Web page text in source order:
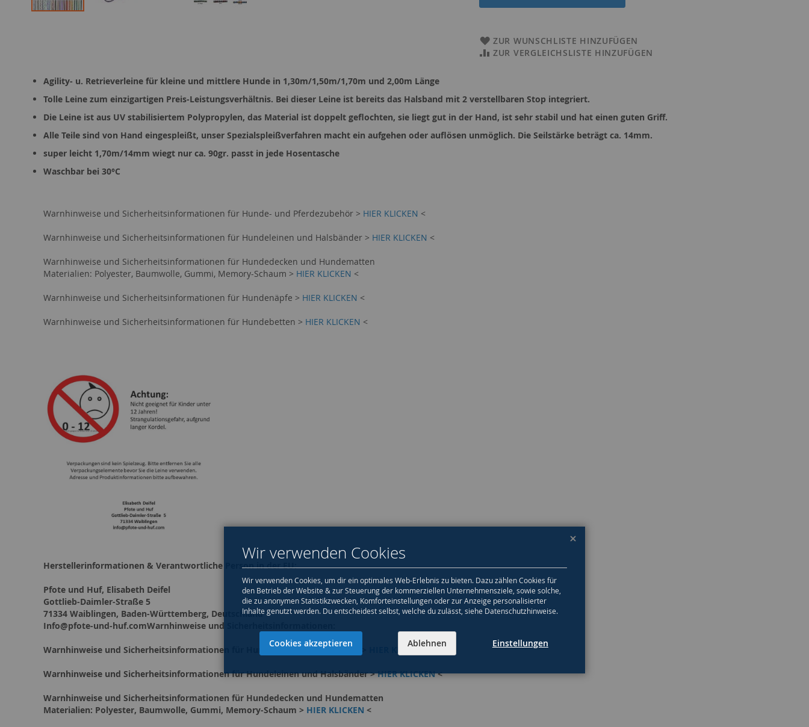
ZUR WUNSCHLISTE HINZUFÜGEN
ZUR VERGLEICHSLISTE HINZUFÜGEN
Agility- u. Retrieverleine für kleine und mittlere Hunde in 1,30m/1,50m/1,70m und 2,00m Länge
Tolle Leine zum einzigartigen Preis-Leistungsverhältnis. Bei dieser Leine ist bereits das Halsband mit 2 verstellbaren Stop integriert.
Die Leine ist aus UV stabilisiertem Polypropylen, das Material ist doppelt geflochten, sie liegt gut in der Hand, ist sehr stabil und hat einen guten Griff.
Alle Teile sind von Hand eingespleißt, unser Spezialspleißverfahren macht ein aufgehen oder auflösen unmöglich. Die Seilstärke beträgt ca. 14mm.
super leicht 1,70m/14mm wiegt nur ca. 90gr. passt in jede Hosentasche
Waschbar bei 30°C
Warnhinweise und Sicherheitsinformationen für Hunde- und Pferdezubehör > HIER KLICKEN <
Warnhinweise und Sicherheitsinformationen für Hundeleinen und Halsbänder > HIER KLICKEN <
Warnhinweise und Sicherheitsinformationen für Hundedecken und Hundematten
Materialien: Polyester, Baumwolle, Gummi, Memory-Schaum > HIER KLICKEN <
Warnhinweise und Sicherheitsinformationen für Hundenäpfe > HIER KLICKEN <
Warnhinweise und Sicherheitsinformationen für Hundebetten > HIER KLICKEN <
Herstellerinformationen & Verantwortliche Person in der EU:
Pfote und Huf, Elisabeth Deifel
Gottlieb-Daimler-Straße 5
71334 Waiblingen, Baden-Württemberg, Deutschland
Info@pfote-und-huf.comWarnhinweise und Sicherheitsinformationen:
Warnhinweise und Sicherheitsinformationen für Hunde- und Pferdezubehör > HIER KLICKEN<
Warnhinweise und Sicherheitsinformationen für Hundeleinen und Halsbänder >HIER KLICKEN<
Warnhinweise und Sicherheitsinformationen für Hundedecken und Hundematten
Materialien: Polyester, Baumwolle, Gummi, Memory-Schaum > HIER KLICKEN <
Wir verwenden Cookies
Wir verwenden Cookies, um dir ein optimales Web-Erlebnis zu bieten. Dazu zählen Cookies für
den Betrieb der Website & zur Steuerung der kommerziellen Unternehmensziele, sowie solche,
die zu anonymen Statistikzwecken, Komforteinstellungen oder zur Anzeige personalisierter
Inhalte genutzt werden. Du entscheidest selbst, welche du zulässt, siehe Datenschutzhinweise.
Cookies akzeptieren Ablehnen Einstellungen